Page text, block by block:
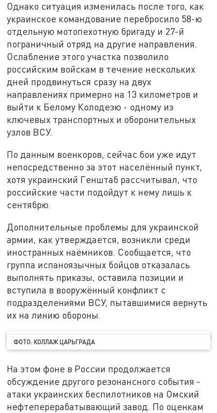
Однако ситуация изменилась после того, как
украинское командование перебросило 58-ю
отдельную мотопехотную бригаду и 27-й
пограничный отряд на другие направления.
Ослабление этого участка позволило
российским войскам в течение нескольких
дней продвинуться сразу на двух
направлениях примерно на 13 километров и
выйти к Белому Колодезю - одному из
ключевых транспортных и оборонительных
узлов ВСУ.
По данным военкоров, сейчас бои уже идут
непосредственно за этот населённый пункт,
хотя украинский Генштаб рассчитывал, что
российские части подойдут к нему лишь к
сентябрю.
Дополнительные проблемы для украинской
армии, как утверждается, возникли среди
иностранных наёмников. Сообщается, что
группа испаноязычных бойцов отказалась
выполнять приказы, оставила позиции и
вступила в вооружённый конфликт с
подразделениями ВСУ, пытавшимися вернуть
их на линию обороны.
ФОТО: КОЛЛАЖ ЦАРЬГРАДА
На этом фоне в России продолжается
обсуждение другого резонансного события -
атаки украинских беспилотников на Омский
нефтеперерабатывающий завод. По оценкам